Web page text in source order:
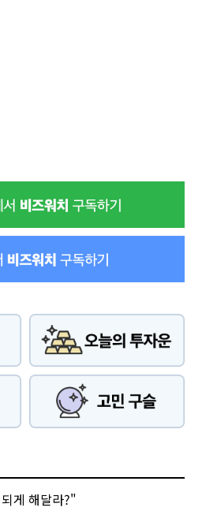
게 해달라?"